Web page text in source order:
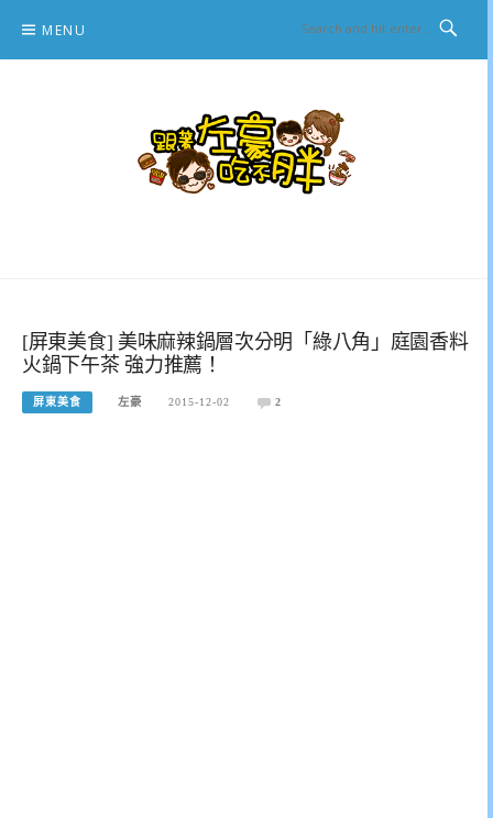
content
MENU
[屏東美食] 美味麻辣鍋層次分明「綠八角」庭園香料
火鍋下午茶 強力推薦！
屏東美食 左豪 2015-12-02 2